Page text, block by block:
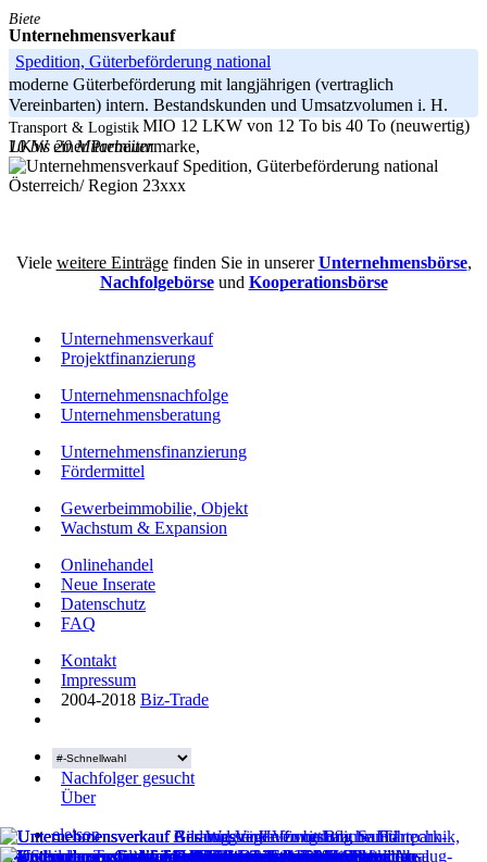
Biete
Unternehmensverkauf
Spedition, Güterbeförderung national
moderne Güterbeförderung mit langjährigen (vertraglich
Vereinbarten) intern. Bestandskunden und Umsatzvolumen i. H.
Bilanziert +/- € 1,8 MIO 12 LKW von 12 To bis 40 To (neuwertig)
LKW einer Premiummarke,
Transport & Logistik
10 bis 20 Mitarbeiter
Österreich/ Region 23xxx
Viele weitere Einträgefinden Sie in unsererUnternehmensbörse,
Nachfolgebörseund Kooperationsbörse
Unternehmensverkauf
Projektfinanzierung
Unternehmensnachfolge
Unternehmensberatung
Unternehmensfinanzierung
Fördermittel
Gewerbeimmobilie, Objekt
Wachstum & Expansion
Onlinehandel
Neue Inserate
Datenschutz
FAQ
Kontakt
Impressum
2004-2018 Biz-Trade
Nachfolger gesucht
Über
eleison